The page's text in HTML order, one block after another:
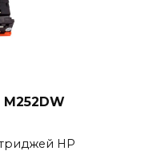
HP